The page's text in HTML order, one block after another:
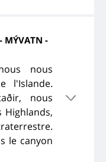
MÝVATN -
nous
l'Islande.
nous
le canyon